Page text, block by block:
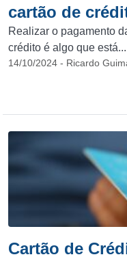
cartão de
Realizar o pagamento
crédito é algo que está...
14/10/2024 - Ricardo
Cartão de